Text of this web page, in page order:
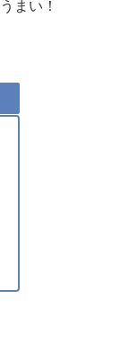
まい！